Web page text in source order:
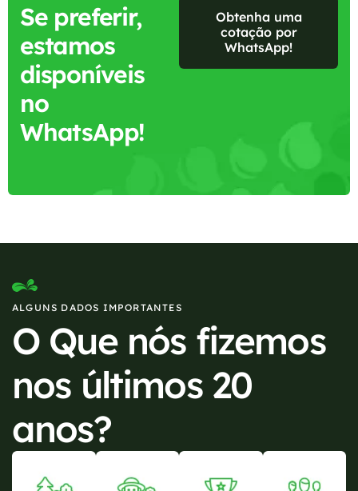
Se preferir,
estamos
disponíveis
no
WhatsApp!
Obtenha uma
cotação por
WhatsApp!
ALGUNS DADOS IMPORTANTES
O Que nós fizemos
nos últimos 20
anos?